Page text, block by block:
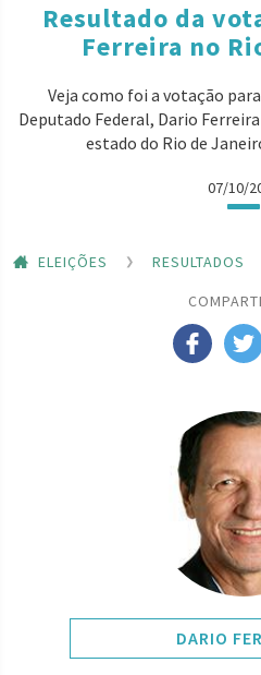
Resultado da
Ferreira no
Veja como foi a votação
Deputado Federal, Dario
estado do Rio de
07/10/
ELEIÇÕES RESULTADOS
DARIO